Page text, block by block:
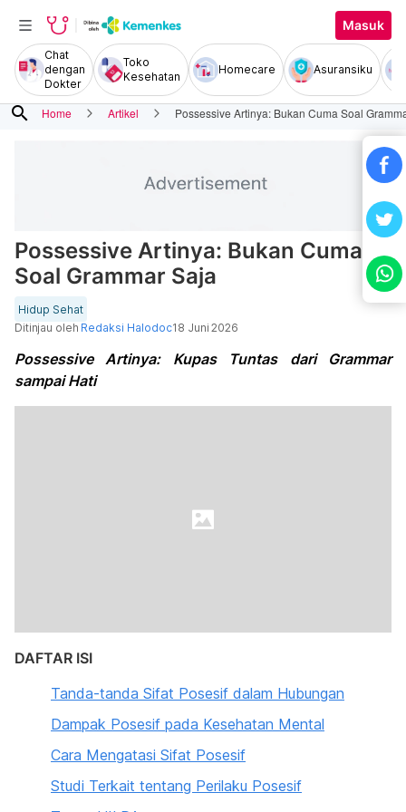
Masuk
Chat
dengan
Dokter
Toko
Kesehatan
Homecare Asuransiku
search Home Artikel Possessive Artinya: Bukan Cuma Soal
Possessive Artinya: Bukan Cuma
Soal Grammar Saja
Hidup Sehat
Ditinjau oleh Redaksi Halodoc18 Juni 2026
Possessive Artinya: Kupas Tuntas dari Grammar
sampai Hati
DAFTAR ISI
Tanda-tanda Sifat Posesif dalam Hubungan
Dampak Posesif pada Kesehatan Mental
Cara Mengatasi Sifat Posesif
Studi Terkait tentang Perilaku Posesif